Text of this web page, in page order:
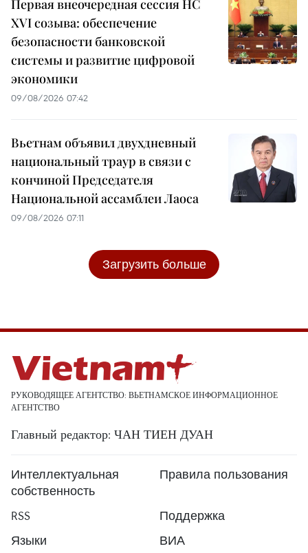
Первая внеочередная сессия НС
XVI созыва: обеспечение
безопасности банковской
системы и развитие цифровой
экономики
09/08/2026 07:42
Вьетнам объявил двухдневный
национальный траур в связи с
кончиной Председателя
Национальной ассамблеи Лаоса
09/08/2026 07:11
Загрузить больше
РУКОВОДЯЩЕЕ АГЕНТСТВО: ВЬЕТНАМСКОЕ ИНФОРМАЦИОННОЕ
АГЕНТСТВО
Главный редактор: ЧАН ТИЕН ДУАН
Интеллектуальная
собственность
Правила пользования
RSS
Поддержка
Языки
ВИА